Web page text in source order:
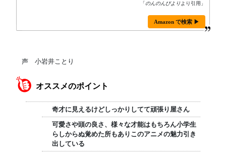
「のんのんびより より引用」
Amazon で検索 ▶
声 小岩井ことり
オススメのポイント
奇才に見えるけどしっかりしてて頑張り屋さん
可愛さや頭の良さ、様々な才能はもちろん小学生
らしからぬ覚めた所もありこのアニメの魅力引き
出している